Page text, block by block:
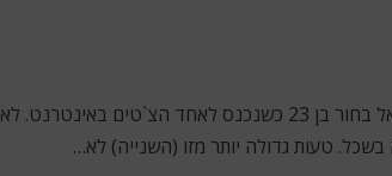
"סגרתי על הסרת שיער בלייזר ב-12 אלף שקל. זה שווה?" זה מה ששאל בחור בן 23 כשנכנס לאחד הצ`טים באינטרנט. לא
טעות גדולה יותר מזו (השנייה) לא…